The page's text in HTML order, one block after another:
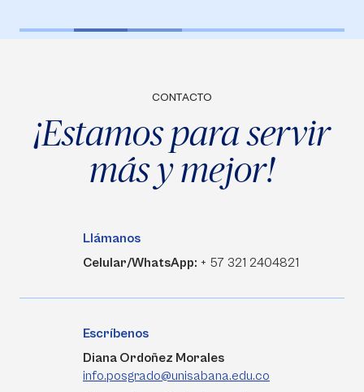
CONTACTO
¡Estamos para servir
más y mejor!
Llámanos
Celular/WhatsApp: + 57 321 2404821
Escríbenos
Diana Ordoñez Morales
info.posgrado@unisabana.edu.co